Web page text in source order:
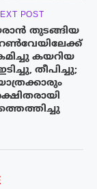
POST
തുടങ്ങിയ
റൺവേയിലേക്ക്
കയറിയ
തീപിച്ചു;